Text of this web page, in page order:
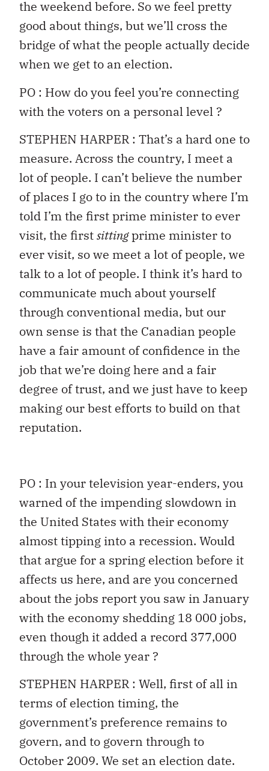
the weekend before. So we feel pretty
good about things, but we’ll cross the
bridge of what the people actually decide
when we get to an election.
PO : How do you feel you’re connecting
with the voters on a personal level ?
STEPHEN HARPER : That’s a hard one to
measure. Across the country, I meet a
lot of people. I can’t believe the number
of places I go to in the country where I’m
told I’m the first prime minister to ever
visit, the firstsittingprime minister to
ever visit, so we meet a lot of people, we
talk to a lot of people. I think it’s hard to
communicate much about yourself
through conventional media, but our
own sense is that the Canadian people
have a fair amount of confidence in the
job that we’re doing here and a fair
degree of trust, and we just have to keep
making our best efforts to build on that
reputation.
PO : In your television year-enders, you
warned of the impending slowdown in
the United States with their economy
almost tipping into a recession. Would
that argue for a spring election before it
affects us here, and are you concerned
about the jobs report you saw in January
with the economy shedding 18 000 jobs,
even though it added a record 377,000
through the whole year ?
STEPHEN HARPER : Well, first of all in
terms of election timing, the
government’s preference remains to
govern, and to govern through to
October 2009. We set an election date.